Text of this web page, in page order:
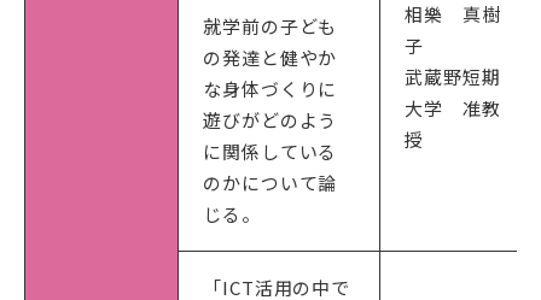
就学前の子ども
の発達と健やか
な身体づくりに
遊びがどのよう
に関係している
のかについて論
じる。
相樂 真樹
子
武蔵野短期
大学 准教
授
「ICT活用の中で